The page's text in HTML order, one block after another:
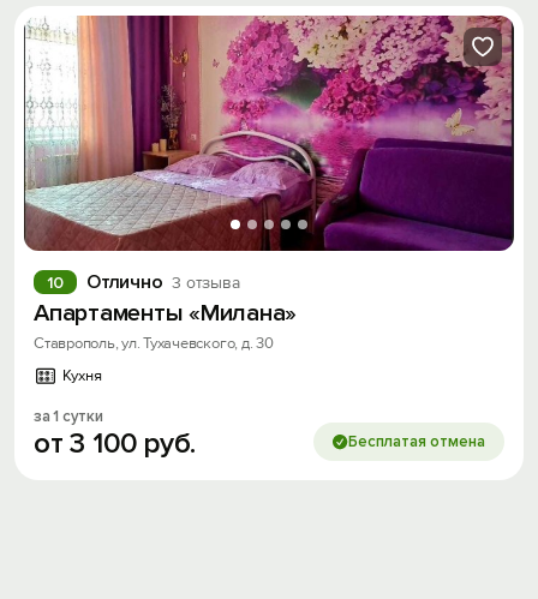
Отлично 3 отзыва
10
Апартаменты «Милана»
Ставрополь, ул. Тухачевского, д. 30
Кухня
за 1 сутки
от3 100 руб. Бесплатая отмена